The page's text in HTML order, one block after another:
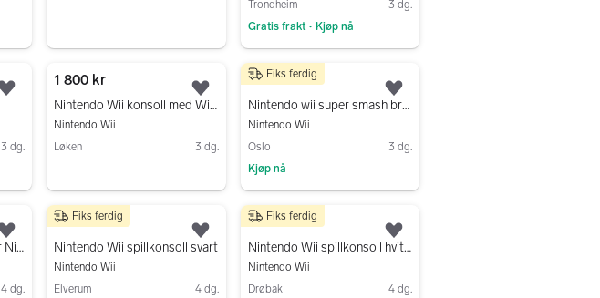
Trondheim
3 dg.
Gratis frakt • Kjøp nå
3 dg.
Legg til som favoritt.
1 800 kr
Nintendo Wii konsoll med Wii Fit Balance Board og spill
Nintendo Wii
Løken
3 dg.
Legg til som favoritt.
2 499 kr
Nintendo wii super smash bros Nintendo land super mario world mariokart
Nintendo Wii
Oslo
3 dg.
Kjøp nå
Fiks ferdig
Bitfunx HDMI-adapter for Nintendo Wii
4 dg.
Legg til som favoritt.
600 kr
Nintendo Wii spillkonsoll svart
Nintendo Wii
Elverum
4 dg.
Fiks ferdig
Legg til som favoritt.
1 000 kr
Nintendo Wii spillkonsoll hvit med bag
Nintendo Wii
Drøbak
4 dg.
Fiks ferdig